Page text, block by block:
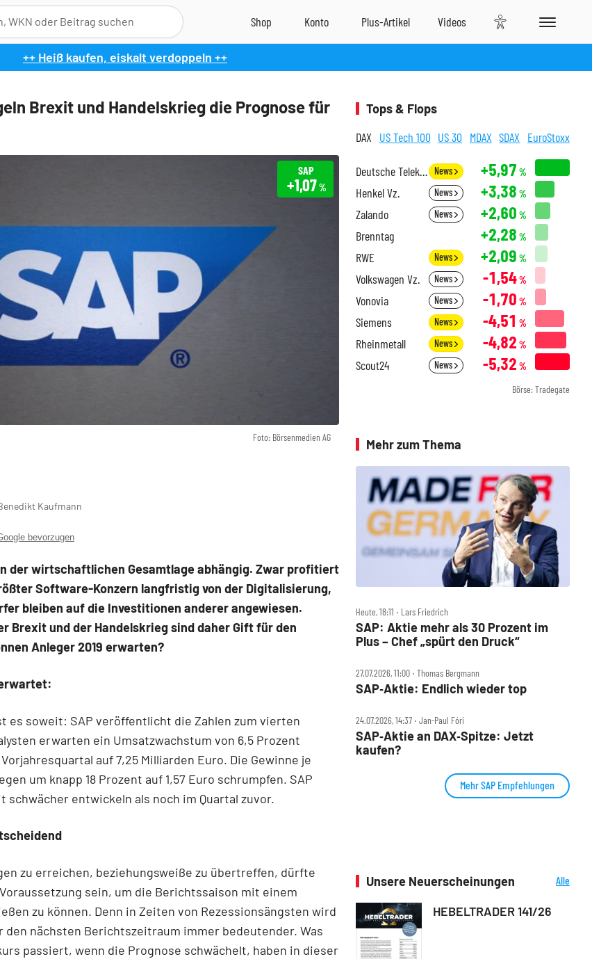
++ Heiß kaufen, eiskalt verdoppeln ++
Brexit und Handelskrieg die Prognose für
Foto: Börsenmedien AG
SAP
+1,07%
Kaufmann
bevorzugen
der wirtschaftlichen Gesamtlage abhängig. Zwar profitiert
Software-Konzern langfristig von der Digitalisierung,
bleiben auf die Investitionen anderer angewiesen.
Brexit und der Handelskrieg sind daher Gift für den
Anleger 2019 erwarten?
es soweit: SAP veröffentlicht die Zahlen zum vierten
erwarten ein Umsatzwachstum von 6,5 Prozent
auf 7,25 Milliarden Euro. Die Gewinne je
um knapp 18 Prozent auf 1,57 Euro schrumpfen. SAP
schwächer entwickeln als noch im Quartal zuvor.
zu erreichen, beziehungsweiße zu übertreffen, dürfte
sein, um die Berichtssaison mit einem
zu können. Denn in Zeiten von Rezessionsängsten wird
den nächsten Berichtszeitraum immer bedeutender. Was
passiert, wenn die Prognose schwächelt, haben in dieser
Tops & Flops
DAX US Tech 100 US 30 MDAX SDAX EuroStoxx
Deutsche Telekom News +5,97 %
Henkel Vz. News +3,38 %
Zalando News +2,60 %
Brenntag +2,28 %
RWE News +2,09 %
Volkswagen Vz. News -1,54%
Vonovia News -1,70 %
Siemens News -4,51 %
Rheinmetall News -4,82 %
Scout24 News -5,32 %
Börse: Tradegate
Mehr zum Thema
Heute, 18:11 ‧ Lars Friedrich
SAP: Aktie mehr als 30 Prozent im
Plus – Chef „spürt den Druck“
27.07.2026, 11:00 ‧ Thomas Bergmann
SAP‑Aktie: Endlich wieder top
24.07.2026, 14:37 ‧ Jan-Paul Fóri
SAP‑Aktie an DAX‑Spitze: Jetzt
kaufen?
Mehr SAP Empfehlungen
Unsere Neuerscheinungen
Alle
HEBELTRADER 141/26